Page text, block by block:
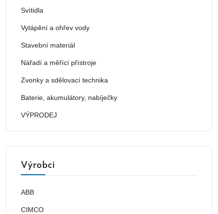
Svítidla
Vytápění a ohřev vody
Stavební materiál
Nářadí a měřící přístroje
Zvonky a sdělovací technika
Baterie, akumulátory, nabíječky
VÝPRODEJ
Výrobci
ABB
CIMCO